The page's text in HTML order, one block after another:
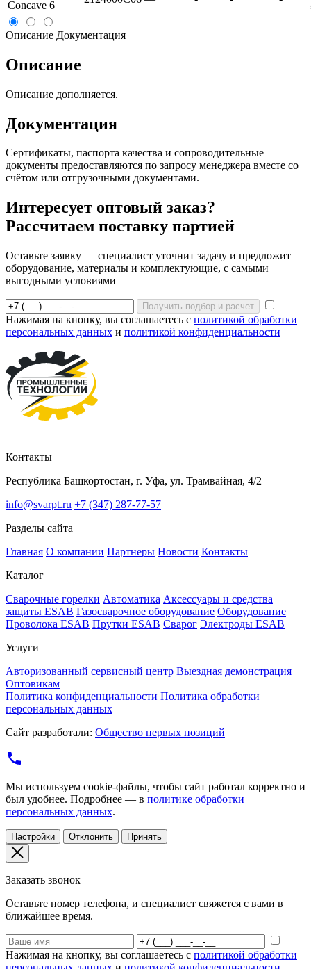
Concave 6
Описание Документация
Описание
Описание дополняется.
Документация
Сертификаты, паспорта качества и сопроводительные
документы предоставляются по запросу менеджера вместе со
счётом или отгрузочными документами.
Интересует оптовый заказ?
Рассчитаем поставку партией
Оставьте заявку — специалист уточнит задачу и предложит
оборудование, материалы и комплектующие, с самыми
выгодными условиями
Получить подбор и расчет
Нажимая на кнопку, вы соглашаетесь с политикой обработки
персональных данных и политикой конфиденциальности
Контакты
Республика Башкортостан, г. Уфа, ул. Трамвайная, 4/2
info@svarpt.ru +7 (347) 287-77-57
Разделы сайта
Главная О компании Партнеры Новости Контакты
Каталог
Cварочные горелки Автоматика Аксессуары и средства
защиты ESAB Газосварочное оборудование Оборудование
Проволока ESAB Прутки ESAB Сварог Электроды ESAB
Услуги
Авторизованный сервисный центр Выездная демонстрация
Оптовикам
Политика конфиденциальности Политика обработки
персональных данных
Сайт разработали: Общество первых позиций
Мы используем cookie-файлы, чтобы сайт работал корректно и
был удобнее. Подробнее — в политике обработки
персональных данных.
Настройки Отклонить Принять
Заказать звонок
Оставьте номер телефона, и специалист свяжется с вами в
ближайшее время.
Нажимая на кнопку, вы соглашаетесь с политикой обработки